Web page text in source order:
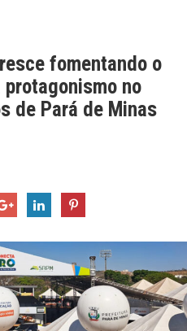
fomentando o
no
de Pará de Minas